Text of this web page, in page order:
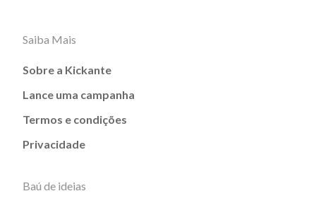
Saiba Mais
Sobre a Kickante
Lance uma campanha
Termos e condições
Privacidade
Baú de ideias